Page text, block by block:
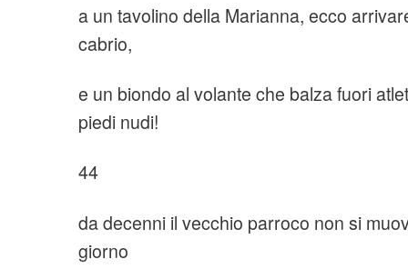
a un tavolino della Marianna, ecco
cabrio,
e un biondo al volante che balza fuori
piedi nudi!
44
da decenni il vecchio parroco non si
giorno